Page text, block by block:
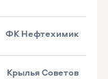
ФК Нефтехимик
Крылья Советов